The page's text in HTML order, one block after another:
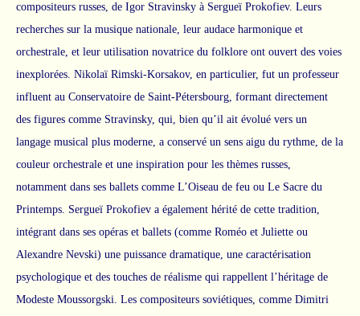
compositeurs russes, de Igor Stravinsky à Sergueï Prokofiev. Leurs
recherches sur la musique nationale, leur audace harmonique et
orchestrale, et leur utilisation novatrice du folklore ont ouvert des voies
inexplorées. Nikolaï Rimski-Korsakov, en particulier, fut un professeur
influent au Conservatoire de Saint-Pétersbourg, formant directement
des figures comme Stravinsky, qui, bien qu’il ait évolué vers un
langage musical plus moderne, a conservé un sens aigu du rythme, de la
couleur orchestrale et une inspiration pour les thèmes russes,
notamment dans ses ballets comme L’Oiseau de feu ou Le Sacre du
Printemps. Sergueï Prokofiev a également hérité de cette tradition,
intégrant dans ses opéras et ballets (comme Roméo et Juliette ou
Alexandre Nevski) une puissance dramatique, une caractérisation
psychologique et des touches de réalisme qui rappellent l’héritage de
Modeste Moussorgski. Les compositeurs soviétiques, comme Dimitri